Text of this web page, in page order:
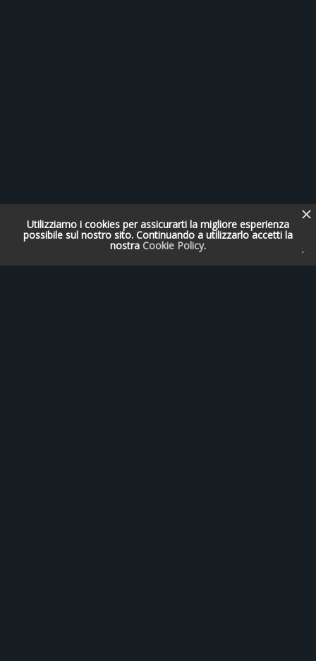
Utilizziamo i cookies per assicurarti la migliore esperienza
possibile sul nostro sito. Continuando a utilizzarlo accetti la
nostra Cookie Policy.